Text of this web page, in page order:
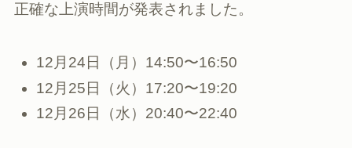
正確な上演時間が発表されました。
12月24日（月）14:50〜16:50
12月25日（火）17:20〜19:20
12月26日（水）20:40〜22:40